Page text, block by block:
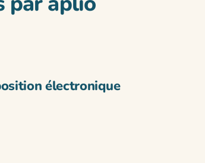
électronique